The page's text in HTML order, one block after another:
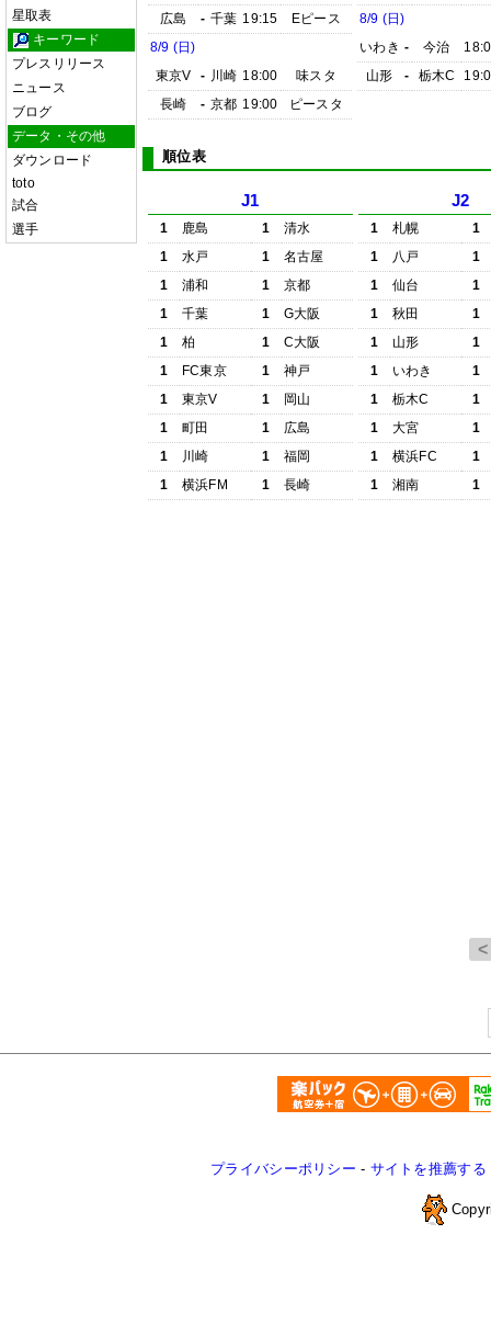
星取表
キーワード
プレスリリース
ニュース
ブログ
データ・その他
ダウンロード
toto
試合
選手
広島
- 千葉 19:15
Eピース
8/9 (日)
東京V
- 川崎 18:00
味スタ
長崎
- 京都 19:00 ピースタ
8/9 (日)
いわき - 今治
山形
- 栃木C
順位表
J1
1 鹿島 1
清水
1
水戸 1
名古屋
1
浦和 1
京都
1
千葉 1
G大阪
1
柏 1
C大阪
1
FC東京 1
神戸
1
東京V 1
岡山
1
町田 1
広島
1
川崎 1
福岡
1
横浜FM 1 長崎
J2
1 札幌
1
1
八戸
1
1
仙台
1
1
秋田
1
1
山形
1
1
いわき
1
1
栃木C
1
1
大宮
1
1
横浜FC
1
1
湘南 1
プライバシーポリシー - サイトを推薦する